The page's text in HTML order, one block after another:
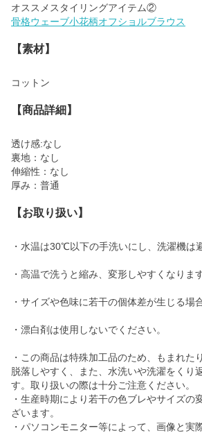
骨格ウェーブ小花柄オフショルブラウス
【素材】
コットン
【商品詳細】
透け感:なし
裏地：なし
伸縮性：なし
厚み：普通
【お取り扱い】
・水温は30℃以下の手洗いにし、洗濯機は
・高温で洗うと縮み、変形しやすくなります
・サイズや色味に若干の個体差が生じる場
・漂白剤は使用しないでください。
・この商品は特殊加工品のため、もまれた
脱落しやすく、また、水洗いや洗濯をくり
す。取り扱いの際は十分ご注意ください。
・生産時期により若干の色ブレやサイズの
ざいます。
・パソコンモニター等によって、画像と実